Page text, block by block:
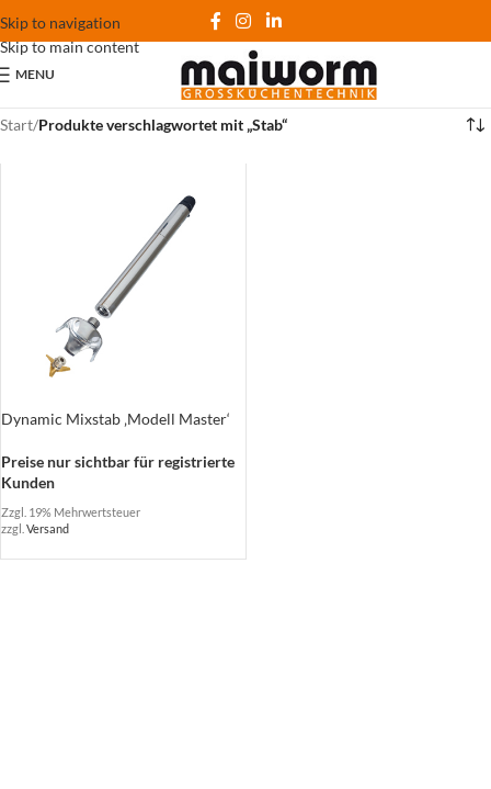
Skip to navigation
Skip to main content
MENU
Start/Produkte verschlagwortet mit „Stab“
Dynamic Mixstab ‚Modell Master‘
Preise nur sichtbar für registrierte
Kunden
Zzgl. 19% Mehrwertsteuer
zzgl. Versand